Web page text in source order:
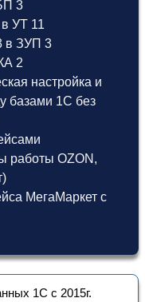
3
УТ 11
в ЗУП 3
2
настройка и
базами 1С без
работы OZON,
МегаМаркет с
1С с 2015г.